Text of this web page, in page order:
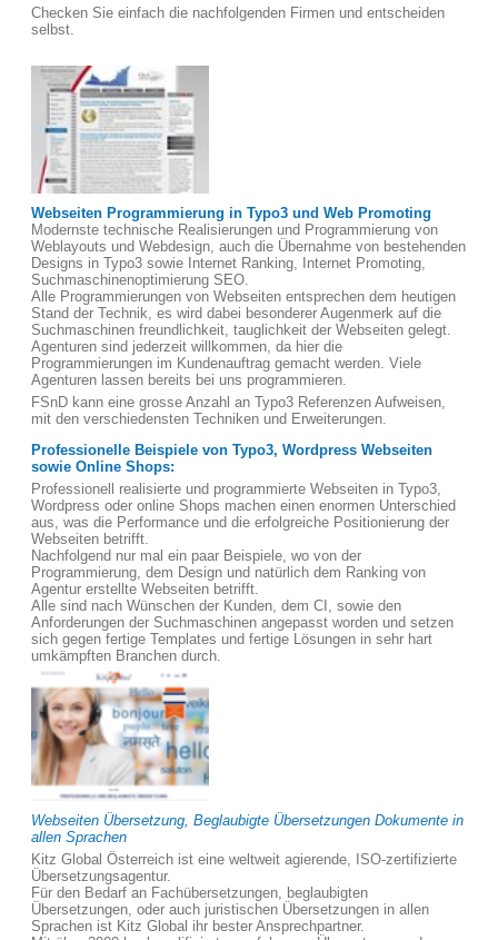
Checken Sie einfach die nachfolgenden Firmen und entscheiden
selbst.
Webseiten Programmierung in Typo3 und Web Promoting
Modernste technische Realisierungen und Programmierung von
Weblayouts und Webdesign, auch die Übernahme von bestehenden
Designs in Typo3 sowie Internet Ranking, Internet Promoting,
Suchmaschinenoptimierung SEO.
Alle Programmierungen von Webseiten entsprechen dem heutigen
Stand der Technik, es wird dabei besonderer Augenmerk auf die
Suchmaschinen freundlichkeit, tauglichkeit der Webseiten gelegt.
Agenturen sind jederzeit willkommen, da hier die
Programmierungen im Kundenauftrag gemacht werden. Viele
Agenturen lassen bereits bei uns programmieren.
FSnD kann eine grosse Anzahl an Typo3 Referenzen Aufweisen,
mit den verschiedensten Techniken und Erweiterungen.
Professionelle Beispiele von Typo3, Wordpress Webseiten
sowie Online Shops:
Professionell realisierte und programmierte Webseiten in Typo3,
Wordpress oder online Shops machen einen enormen Unterschied
aus, was die Performance und die erfolgreiche Positionierung der
Webseiten betrifft.
Nachfolgend nur mal ein paar Beispiele, wo von der
Programmierung, dem Design und natürlich dem Ranking von
Agentur erstellte Webseiten betrifft.
Alle sind nach Wünschen der Kunden, dem CI, sowie den
Anforderungen der Suchmaschinen angepasst worden und setzen
sich gegen fertige Templates und fertige Lösungen in sehr hart
umkämpften Branchen durch.
Webseiten Übersetzung, Beglaubigte Übersetzungen Dokumente in
allen Sprachen
Kitz Global Österreich ist eine weltweit agierende, ISO-zertifizierte
Übersetzungsagentur.
Für den Bedarf an Fachübersetzungen, beglaubigten
Übersetzungen, oder auch juristischen Übersetzungen in allen
Sprachen ist Kitz Global ihr bester Ansprechpartner.